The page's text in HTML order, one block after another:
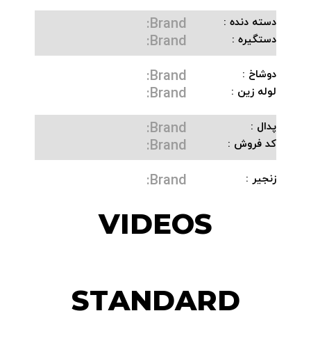
دسته دنده : Brand:
دستگیره : Brand:
دوشاخ : Brand:
لوله زین : Brand:
پدال : Brand:
کد فروش : Brand:
زنجیر : Brand:
VIDEOS
STANDARD